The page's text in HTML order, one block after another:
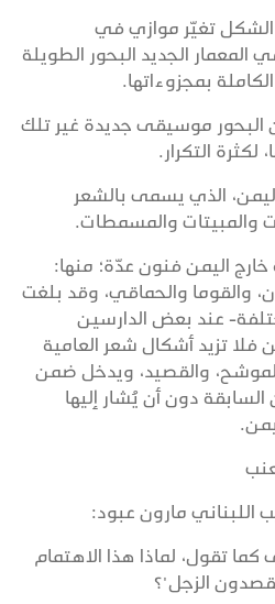
الشكل تغيّر موازي في
الجديد البحور الطويلة
بمجزوءاتها.
البحور موسيقى جديدة غير تلك
لكثرة التكرار.
الذي يسمى بالشعر
والمبيتات والمسمطات.
اليمن فنون عدّة؛ منها:
والقوما والحماقي، وقد بلغت
عند بعض الدارسين
فلا تزيد أشكال شعر العامية
والقصيد، ويدخل ضمن
دون أن يُشار إليها
اللبناني مارون عبود:
تقول، لماذا هذا الاهتمام
الزجل"؟